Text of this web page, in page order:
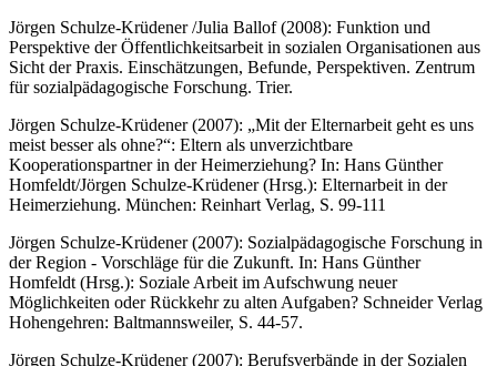
Jörgen Schulze-Krüdener /Julia Ballof (2008): Funktion und
Perspektive der Öffentlichkeitsarbeit in sozialen Organisationen aus
Sicht der Praxis. Einschätzungen, Befunde, Perspektiven. Zentrum
für sozialpädagogische Forschung. Trier.
Jörgen Schulze-Krüdener (2007): „Mit der Elternarbeit geht es uns
meist besser als ohne?“: Eltern als unverzichtbare
Kooperationspartner in der Heimerziehung? In: Hans Günther
Homfeldt/Jörgen Schulze-Krüdener (Hrsg.): Elternarbeit in der
Heimerziehung. München: Reinhart Verlag, S. 99-111
Jörgen Schulze-Krüdener (2007): Sozialpädagogische Forschung in
der Region - Vorschläge für die Zukunft. In: Hans Günther
Homfeldt (Hrsg.): Soziale Arbeit im Aufschwung neuer
Möglichkeiten oder Rückkehr zu alten Aufgaben? Schneider Verlag
Hohengehren: Baltmannsweiler, S. 44-57.
Jörgen Schulze-Krüdener (2007): Berufsverbände in der Sozialen